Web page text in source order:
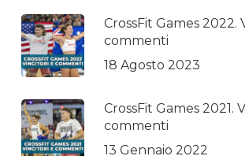
CrossFit Games 2022.
commenti
18 Agosto 2023
CrossFit Games 2021.
commenti
13 Gennaio 2022